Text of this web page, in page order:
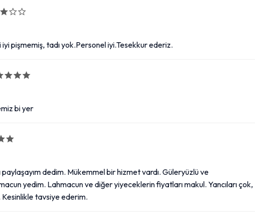
pişmemiş, tadı yok.Personel iyi.Tesekkur ederiz.
bi yer
dedim. Mükemmel bir hizmet vardı. Güleryüzlü ve
yedim. Lahmacun ve diğer yiyeceklerin fiyatları makul. Yancıları çok,
Kesinlikle tavsiye ederim.